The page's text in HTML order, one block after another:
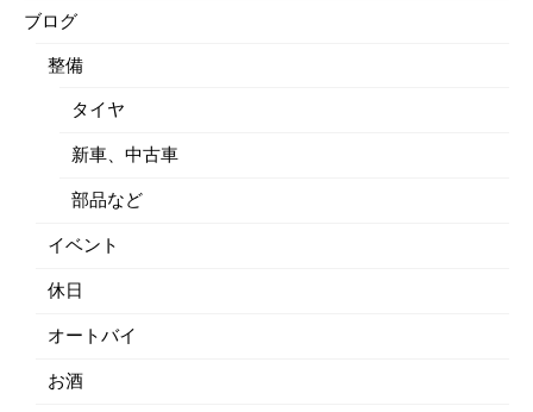
ブログ
整備
タイヤ
新車、中古車
部品など
イベント
休日
オートバイ
お酒